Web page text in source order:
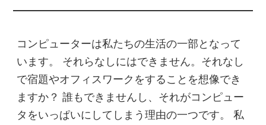
オンラインツール
無料動画変換
無料動画エディタ
無料写真コンプレッサー
コンピューターは私たちの生活の一部となって
います。 それらなしにはできません。それなし
で宿題やオフィスワークをすることを想像でき
ますか？ 誰もできませんし、それがコンピュー
タをいっぱいにしてしまう理由の一つです。 私